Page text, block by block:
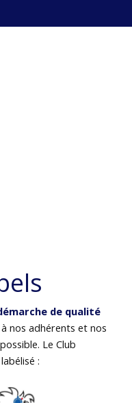
de qualité
nos adhérents et nos
Le Club
: